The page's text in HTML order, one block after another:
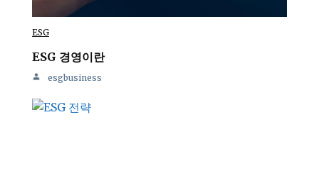
ESG
ESG 경영이란
esgbusiness